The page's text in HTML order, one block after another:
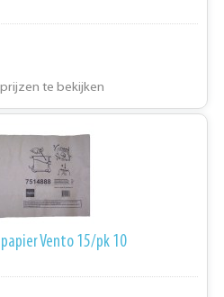
te bekijken
Vento 15/pk 10